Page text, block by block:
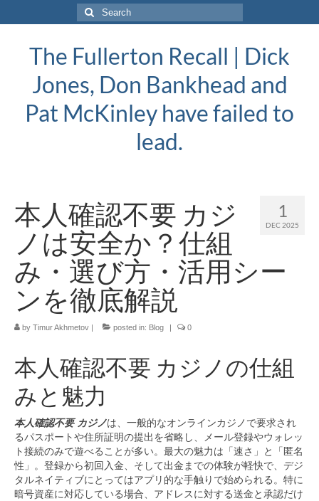
Search
for:
The Fullerton Recall | Dick
Jones, Don Bankhead and
Pat McKinley have failed to
lead.
1
DEC 2025
本人確認不要 カジ
ノは安全か？仕組
み・選び方・活用シー
ンを徹底解説
by Timur Akhmetov | posted in: Blog | 0
本人確認不要 カジノの仕組
みと魅力
本人確認不要 カジノは、一般的なオンラインカジノで要求され
るパスポートや住所証明の提出を省略し、メール登録やウォレッ
ト接続のみで遊べることが多い。最大の魅力は「速さ」と「匿名
性」。登録から初回入金、そして出金までの体験が軽快で、デジ
タルネイティブにとってはアプリ的な手触りで始められる。特に
暗号資産に対応している場合、アドレスに対する送金と承認だけ